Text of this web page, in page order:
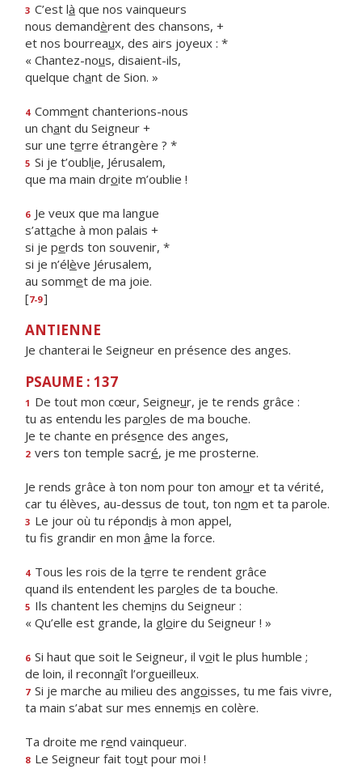
3 C’est là que nos vainqueurs
nous demandèrent des chansons, +
et nos bourreaux, des airs joyeux : *
« Chantez-nous, disaient-ils,
quelque chant de Sion. »
4 Comment chanterions-nous
un chant du Seigneur +
sur une terre étrangère ? *
5 Si je t’oublie, Jérusalem,
que ma main droite m’oublie !
6 Je veux que ma langue
s’attache à mon palais +
si je perds ton souvenir, *
si je n’élève Jérusalem,
au sommet de ma joie.
[7-9]
ANTIENNE
Je chanterai le Seigneur en présence des anges.
PSAUME : 137
1 De tout mon cœur, Seigneur, je te rends grâce :
tu as entendu les paroles de ma bouche.
Je te chante en présence des anges,
2 vers ton temple sacré, je me prosterne.
Je rends grâce à ton nom pour ton amour et ta vérité,
car tu élèves, au-dessus de tout, ton nom et ta parole.
3 Le jour où tu répondis à mon appel,
tu fis grandir en mon âme la force.
4 Tous les rois de la terre te rendent grâce
quand ils entendent les paroles de ta bouche.
5 Ils chantent les chemins du Seigneur :
« Qu’elle est grande, la gloire du Seigneur ! »
6 Si haut que soit le Seigneur, il voit le plus humble ;
de loin, il reconnaît l’orgueilleux.
7 Si je marche au milieu des angoisses, tu me fais vivre,
ta main s’abat sur mes ennemis en colère.
Ta droite me rend vainqueur.
8 Le Seigneur fait tout pour moi !